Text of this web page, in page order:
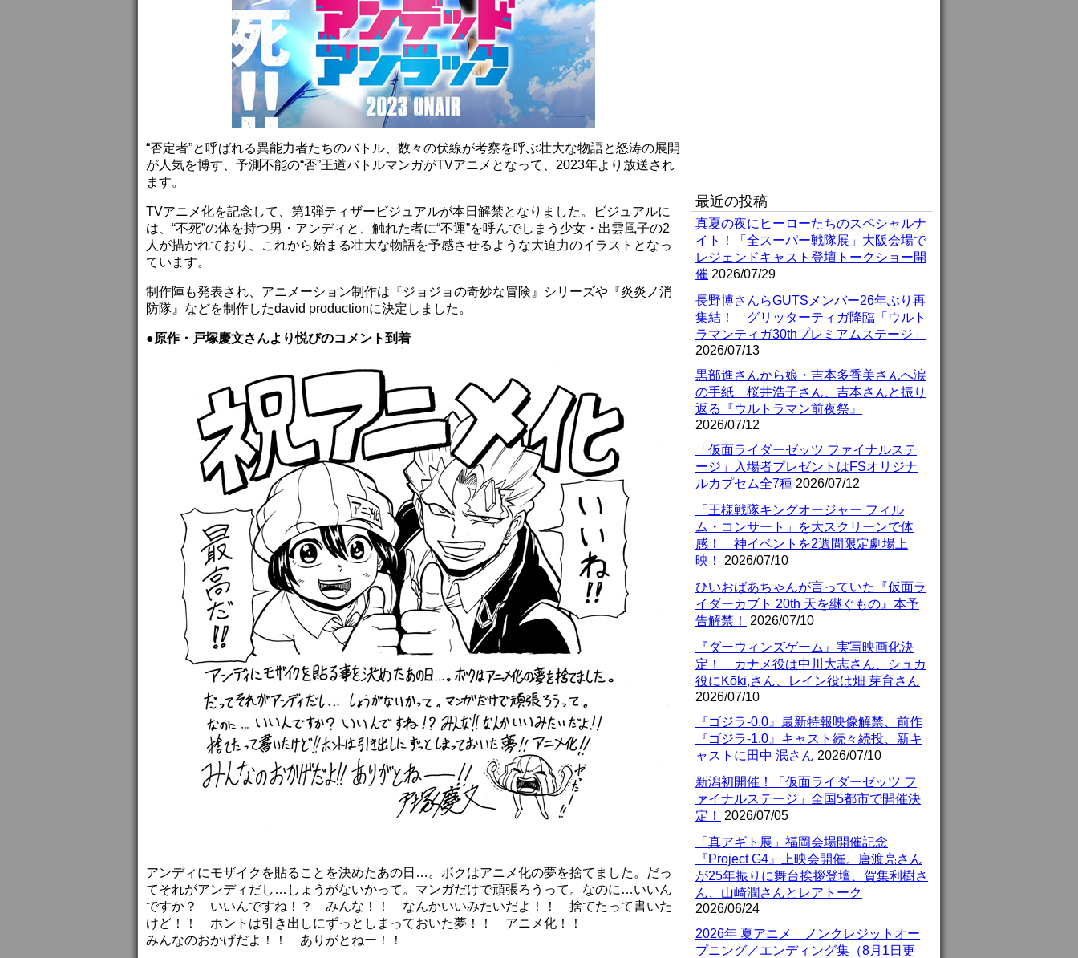
“否定者”と呼ばれる異能力者たちのバトル、数々の伏線が考察を呼ぶ壮大な物語と怒涛の展開
が人気を博す、予測不能の“否”王道バトルマンガがTVアニメとなって、2023年より放送され
ます。
TVアニメ化を記念して、第1弾ティザービジュアルが本日解禁となりました。ビジュアルに
は、“不死”の体を持つ男・アンディと、触れた者に“不運”を呼んでしまう少女・出雲風子の2
人が描かれており、これから始まる壮大な物語を予感させるような大迫力のイラストとなっ
ています。
制作陣も発表され、アニメーション制作は『ジョジョの奇妙な冒険』シリーズや『炎炎ノ消
防隊』などを制作したdavid productionに決定しました。
●原作・戸塚慶文さんより悦びのコメント到着
アンディにモザイクを貼ることを決めたあの日…。ボクはアニメ化の夢を捨てました。だっ
てそれがアンディだし…しょうがないかって。マンガだけで頑張ろうって。なのに…いいん
ですか？ いいんですね！？ みんな！！ なんかいいみたいだよ！！ 捨てたって書いた
けど！！ ホントは引き出しにずっとしまっておいた夢！！ アニメ化！！
みんなのおかげだよ！！ ありがとねー！！
最近の投稿
真夏の夜にヒーローたちのスペシャルナ
イト！「全スーパー戦隊展」大阪会場で
レジェンドキャスト登壇トークショー開
催 2026/07/29
長野博さんらGUTSメンバー26年ぶり再
集結！ グリッターティガ降臨「ウルト
ラマンティガ30thプレミアムステージ」
2026/07/13
黒部進さんから娘・吉本多香美さんへ涙
の手紙 桜井浩子さん、吉本さんと振り
返る『ウルトラマン前夜祭』
2026/07/12
「仮面ライダーゼッツ ファイナルステ
ージ」入場者プレゼントはFSオリジナ
ルカプセム全7種 2026/07/12
「王様戦隊キングオージャー フィル
ム・コンサート」を大スクリーンで体
感！ 神イベントを2週間限定劇場上
映！
2026/07/10
ひいおばあちゃんが言っていた『仮面ラ
イダーカブト 20th 天を継ぐもの』本予
告解禁！
2026/07/10
『ダーウィンズゲーム』実写映画化決
定！ カナメ役は中川大志さん、シュカ
役にKōki,さん、レイン役は畑 芽育さん
2026/07/10
『ゴジラ-0.0』最新特報映像解禁、前作
『ゴジラ-1.0』キャスト続々続投、新キ
ャストに田中 泯さん 2026/07/10
新潟初開催！「仮面ライダーゼッツ フ
ァイナルステージ」全国5都市で開催決
定！
2026/07/05
「真アギト展」福岡会場開催記念
『Project G4』上映会開催。唐渡亮さん
が25年振りに舞台挨拶登壇、賀集利樹さ
ん、山崎潤さんとレアトーク
2026/06/24
2026年 夏アニメ ノンクレジットオー
プニング／エンディング集（8月1日更